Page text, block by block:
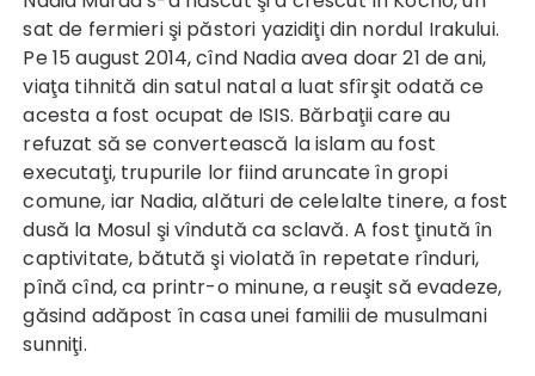
sat de fermieri şi păstori yazidiţi din nordul Irakului.
Pe 15 august 2014, cînd Nadia avea doar 21 de ani,
viaţa tihnită din satul natal a luat sfîrşit odată ce
acesta a fost ocupat de ISIS. Bărbaţii care au
refuzat să se convertească la islam au fost
executaţi, trupurile lor fiind aruncate în gropi
comune, iar Nadia, alături de celelalte tinere, a fost
dusă la Mosul şi vîndută ca sclavă. A fost ţinută în
captivitate, bătută şi violată în repetate rînduri,
pînă cînd, ca printr-o minune, a reuşit să evadeze,
găsind adăpost în casa unei familii de musulmani
sunniţi.